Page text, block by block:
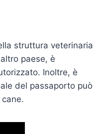
struttura veterinaria
paese, è
Inoltre, è
del passaporto può